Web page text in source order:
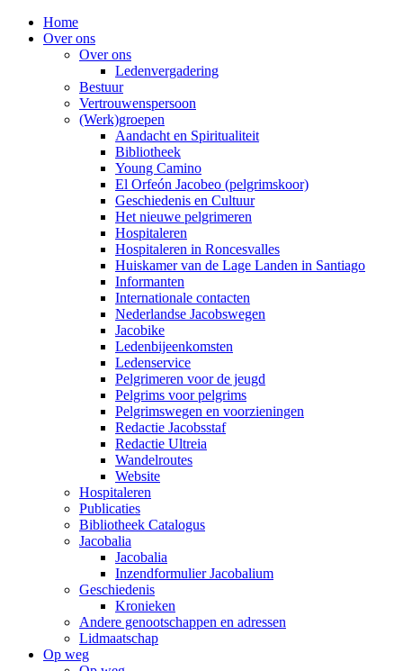
Home
Over ons
Over ons
Ledenvergadering
Bestuur
Vertrouwenspersoon
(Werk)groepen
Aandacht en Spiritualiteit
Bibliotheek
Young Camino
El Orfeón Jacobeo (pelgrimskoor)
Geschiedenis en Cultuur
Het nieuwe pelgrimeren
Hospitaleren
Hospitaleren in Roncesvalles
Huiskamer van de Lage Landen in Santiago
Informanten
Internationale contacten
Nederlandse Jacobswegen
Jacobike
Ledenbijeenkomsten
Ledenservice
Pelgrimeren voor de jeugd
Pelgrims voor pelgrims
Pelgrimswegen en voorzieningen
Redactie Jacobsstaf
Redactie Ultreia
Wandelroutes
Website
Hospitaleren
Publicaties
Bibliotheek Catalogus
Jacobalia
Jacobalia
Inzendformulier Jacobalium
Geschiedenis
Kronieken
Andere genootschappen en adressen
Lidmaatschap
Op weg